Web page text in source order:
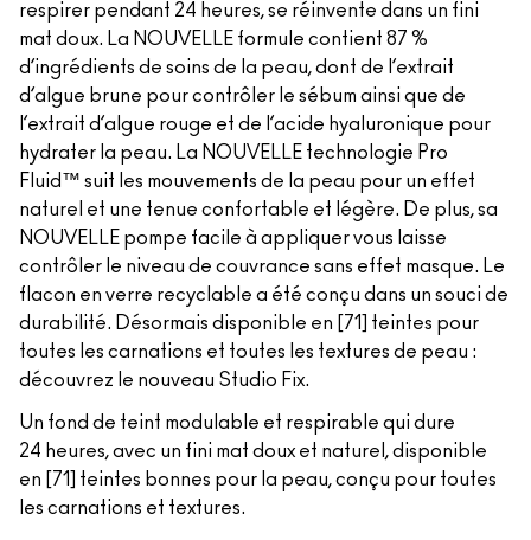
respirer pendant 24 heures, se réinvente dans un fini
mat doux. La NOUVELLE formule contient 87 %
d’ingrédients de soins de la peau, dont de l’extrait
d’algue brune pour contrôler le sébum ainsi que de
l’extrait d’algue rouge et de l’acide hyaluronique pour
hydrater la peau. La NOUVELLE technologie Pro
Fluid™ suit les mouvements de la peau pour un effet
naturel et une tenue confortable et légère. De plus, sa
NOUVELLE pompe facile à appliquer vous laisse
contrôler le niveau de couvrance sans effet masque. Le
flacon en verre recyclable a été conçu dans un souci de
durabilité. Désormais disponible en [71] teintes pour
toutes les carnations et toutes les textures de peau :
découvrez le nouveau Studio Fix.
Un fond de teint modulable et respirable qui dure
24 heures, avec un fini mat doux et naturel, disponible
en [71] teintes bonnes pour la peau, conçu pour toutes
les carnations et textures.